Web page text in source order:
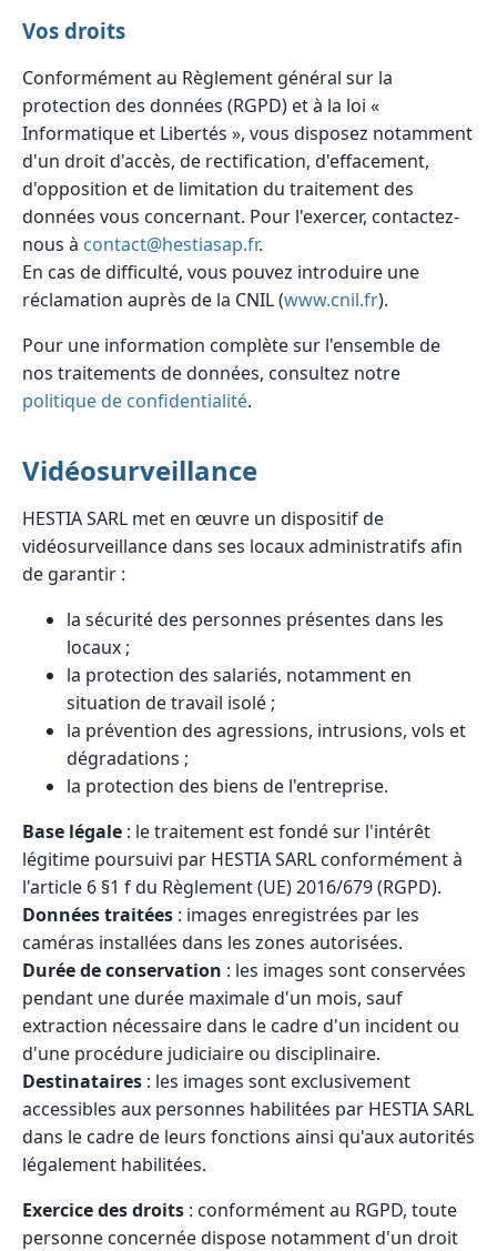
Vos droits
Conformément au Règlement général sur la
protection des données (RGPD) et à la loi «
Informatique et Libertés », vous disposez notamment
d'un droit d'accès, de rectification, d'effacement,
d'opposition et de limitation du traitement des
données vous concernant. Pour l'exercer, contactez-
nous à contact@hestiasap.fr.
En cas de difficulté, vous pouvez introduire une
réclamation auprès de la CNIL (www.cnil.fr).
Pour une information complète sur l'ensemble de
nos traitements de données, consultez notre
politique de confidentialité.
Vidéosurveillance
HESTIA SARL met en œuvre un dispositif de
vidéosurveillance dans ses locaux administratifs afin
de garantir :
la sécurité des personnes présentes dans les
locaux ;
la protection des salariés, notamment en
situation de travail isolé ;
la prévention des agressions, intrusions, vols et
dégradations ;
la protection des biens de l'entreprise.
Base légale : le traitement est fondé sur l'intérêt
légitime poursuivi par HESTIA SARL conformément à
l'article 6 §1 f du Règlement (UE) 2016/679 (RGPD).
Données traitées : images enregistrées par les
caméras installées dans les zones autorisées.
Durée de conservation : les images sont conservées
pendant une durée maximale d'un mois, sauf
extraction nécessaire dans le cadre d'un incident ou
d'une procédure judiciaire ou disciplinaire.
Destinataires : les images sont exclusivement
accessibles aux personnes habilitées par HESTIA SARL
dans le cadre de leurs fonctions ainsi qu'aux autorités
légalement habilitées.
Exercice des droits : conformément au RGPD, toute
personne concernée dispose notamment d'un droit